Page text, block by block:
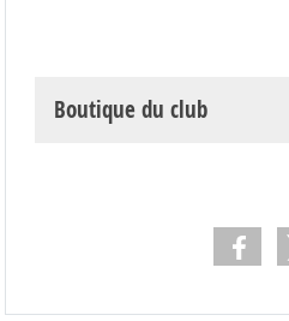
Boutique du club